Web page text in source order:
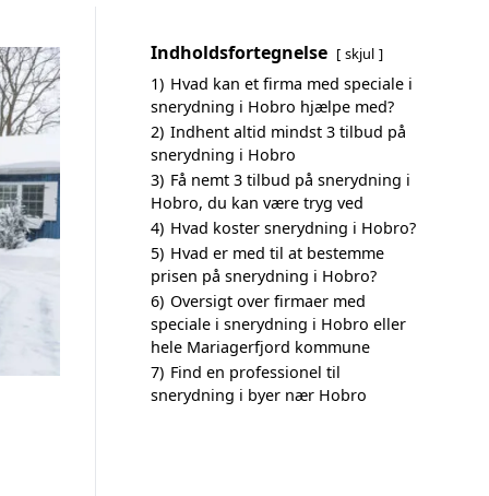
Indholdsfortegnelse skjul
1) Hvad kan et firma med speciale i
snerydning i Hobro hjælpe med?
2) Indhent altid mindst 3 tilbud på
snerydning i Hobro
3) Få nemt 3 tilbud på snerydning i
Hobro, du kan være tryg ved
4) Hvad koster snerydning i Hobro?
5) Hvad er med til at bestemme
prisen på snerydning i Hobro?
6) Oversigt over firmaer med
speciale i snerydning i Hobro eller
hele Mariagerfjord kommune
7) Find en professionel til
snerydning i byer nær Hobro